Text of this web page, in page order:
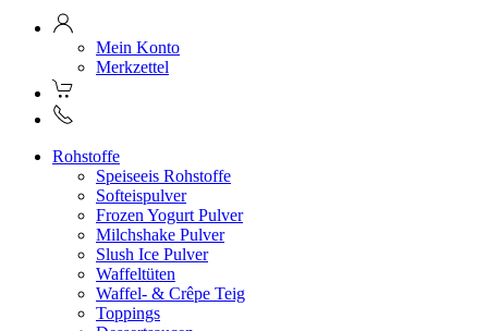
Mein Konto
Merkzettel
Rohstoffe
Speiseeis Rohstoffe
Softeispulver
Frozen Yogurt Pulver
Milchshake Pulver
Slush Ice Pulver
Waffeltüten
Waffel- & Crêpe Teig
Toppings